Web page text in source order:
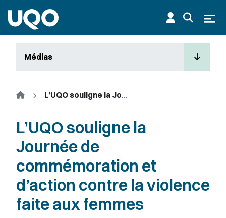
Médias
Accueil L’UQO souligne la Journée de commémoration et d’action contre la violence faite aux femmes
L’UQO souligne la
Journée de
commémoration et
d’action contre la violence
faite aux femmes